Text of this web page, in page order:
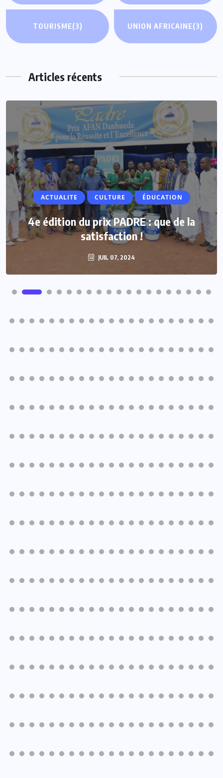
TOURISME(3) UNION AFRICAINE(3)
Articles récents
ACTUALITE
Vacances parlementaires : les députés
renforcent leur proximité avec les
populations
JUIL 07, 2024